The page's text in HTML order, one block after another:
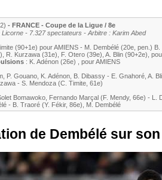
- FRANCE - Coupe de la Ligue / 8e
- 7.327 spectateurs - Arbitre : Karim Abed
(90+1e) pourAMIENS - M. Dembélé (20e, pen.) B.
R. Kurzawa (31e) F. Otero (39e) A. Blin (90+2e) ,
: K. Adénon (26e) , pourAMIENS
P. Gouano K. Adénon B. Dibassy - E. Gnahoré A.
- S. Mendoza (C. Timite , 61e)
Bomawoko Fernando Marçal (F. Mendy, 66e) - L.
- B. Traoré (Y. Fékir, 86e) M. Dembélé
de Dembélé sur